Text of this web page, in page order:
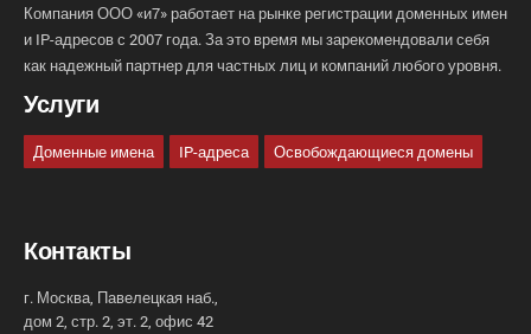
Компания ООО «и7» работает на рынке регистрации доменных имен
и IP-адресов с 2007 года. За это время мы зарекомендовали себя
как надежный партнер для частных лиц и компаний любого уровня.
Услуги
Доменные имена IP-адреса Освобождающиеся домены
Контакты
г. Москва, Павелецкая наб.,
дом 2, стр. 2, эт. 2, офис 42